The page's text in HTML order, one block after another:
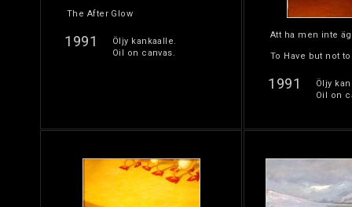
The After Glow
1991
Öljy kankaalle.
Oil on canvas.
Att ha men inte
To Have but not
1991
Öljy
Oil on